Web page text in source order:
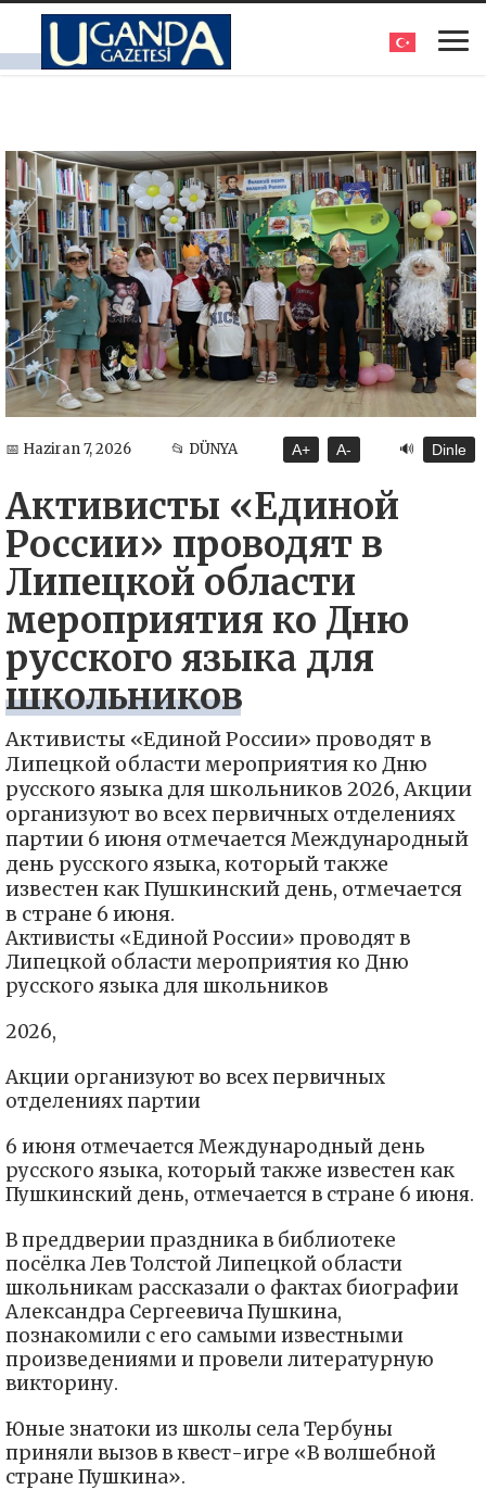
📅 Haziran 7, 2026 📂 DÜNYA A+ A- 🔊 Dinle
Активисты «Единой
России» проводят в
Липецкой области
мероприятия ко Дню
русского языка для
школьников
Активисты «Единой России» проводят в
Липецкой области мероприятия ко Дню
русского языка для школьников 2026, Акции
организуют во всех первичных отделениях
партии 6 июня отмечается Международный
день русского языка, который также
известен как Пушкинский день, отмечается
в стране 6 июня.
Активисты «Единой России» проводят в
Липецкой области мероприятия ко Дню
русского языка для школьников
2026,
Акции организуют во всех первичных
отделениях партии
6 июня отмечается Международный день
русского языка, который также известен как
Пушкинский день, отмечается в стране 6 июня.
В преддверии праздника в библиотеке
посёлка Лев Толстой Липецкой области
школьникам рассказали о фактах биографии
Александра Сергеевича Пушкина,
познакомили с его самыми известными
произведениями и провели литературную
викторину.
Юные знатоки из школы села Тербуны
приняли вызов в квест-игре «В волшебной
стране Пушкина».